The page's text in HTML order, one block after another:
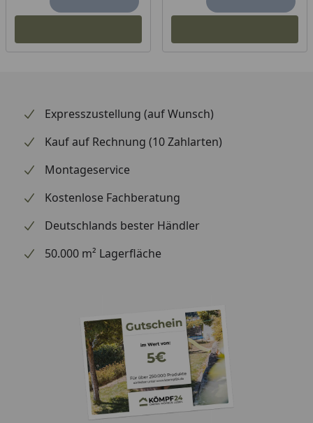
Expresszustellung (auf Wunsch)
Kauf auf Rechnung (10 Zahlarten)
Montageservice
Kostenlose Fachberatung
Deutschlands bester Händler
50.000 m² Lagerfläche